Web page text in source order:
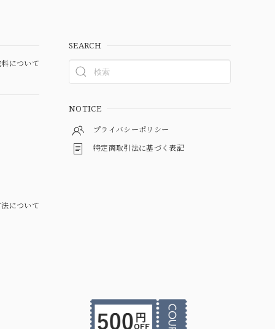
について
について
SEARCH
NOTICE
プライバシーポリシー
特定商取引法に基づく表記